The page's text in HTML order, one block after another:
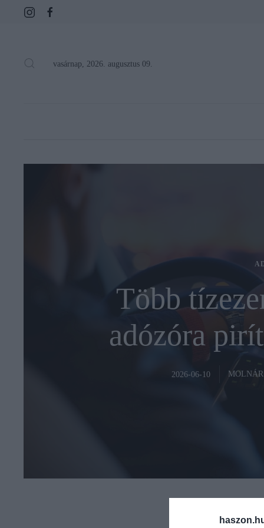
vasárnap, 2026. augusztus 09.
Több
adózóra
2026-06-10